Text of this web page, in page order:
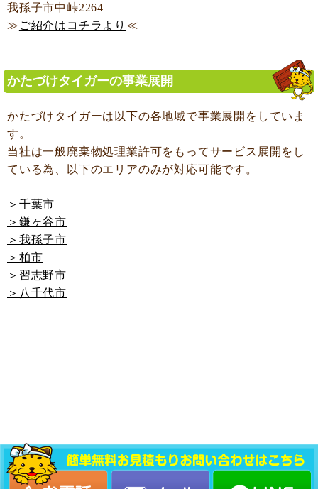
我孫子市中峠2264
≫ ご紹介はコチラより ≪
かたづけタイガーの事業展開
かたづけタイガーは以下の各地域で事業展開をしていま
す。
当社は一般廃棄物処理業許可をもってサービス展開をし
ている為、以下のエリアのみが対応可能です。
＞千葉市
＞鎌ヶ谷市
＞我孫子市
＞柏市
＞習志野市
＞八千代市